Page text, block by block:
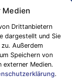
die
Medien
Drittanbietern
dargestellt und Sie
Außerdem
Speichern von
externer Medien.
.